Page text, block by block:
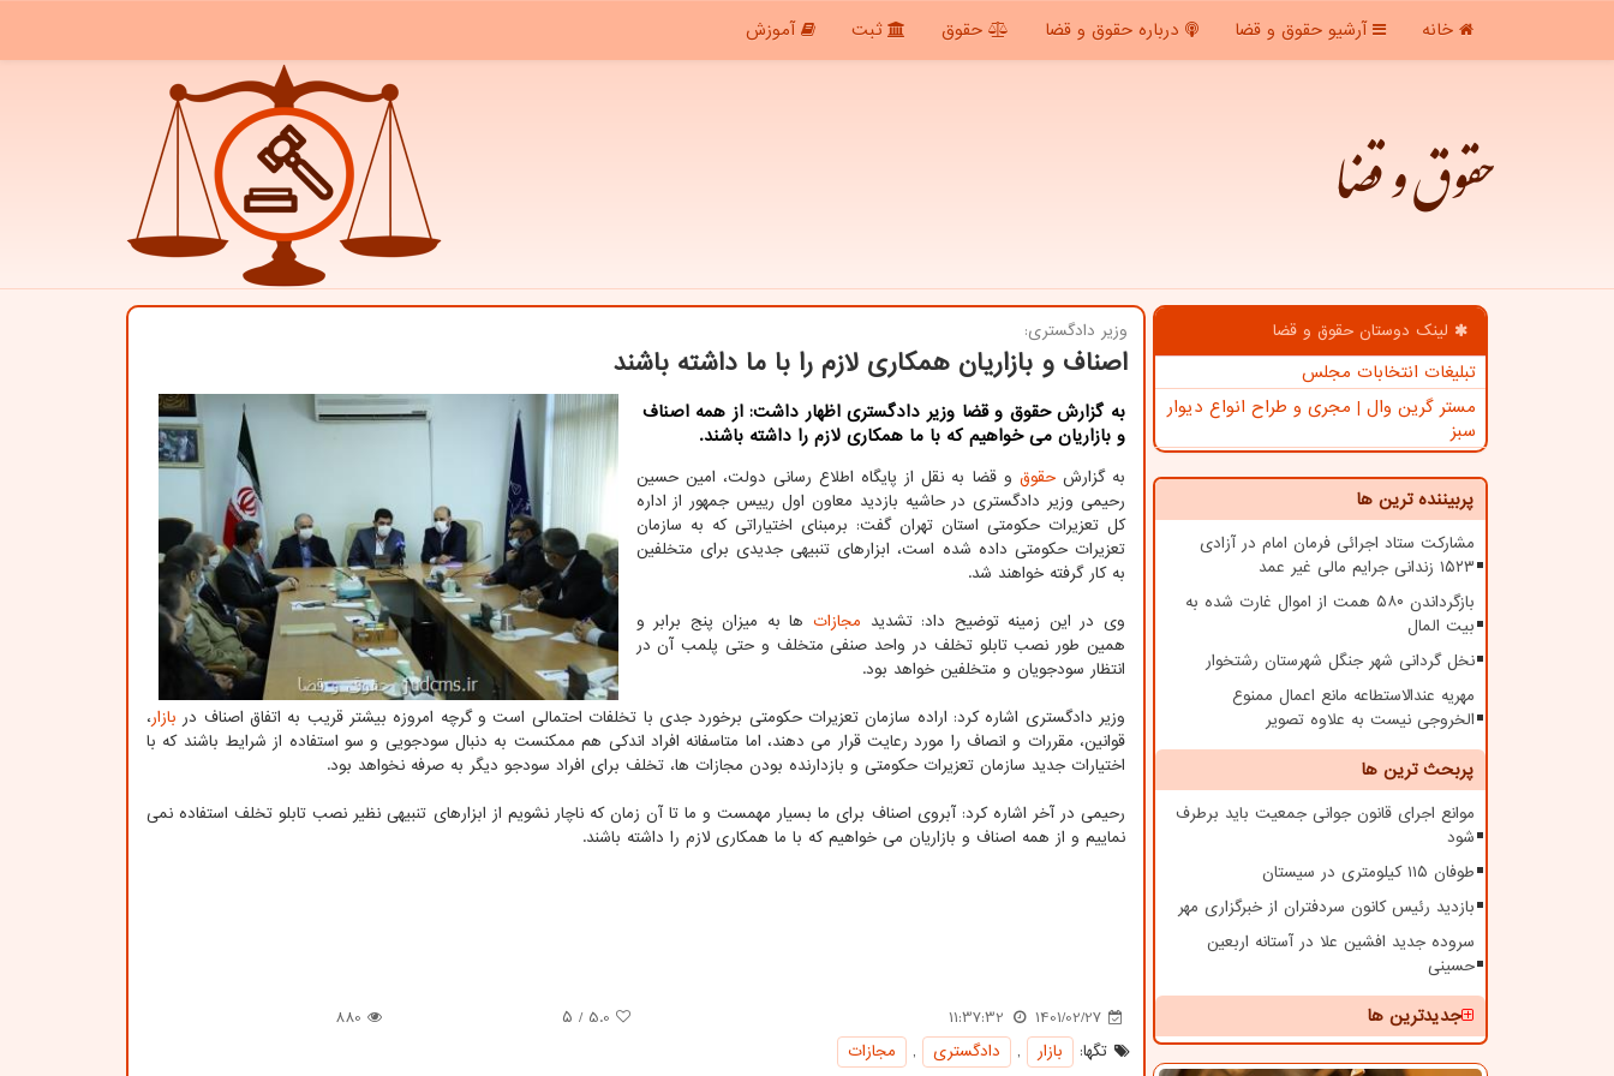
خانه آرشیو حقوق و قضا درباره حقوق و قضا حقوق ثبت آموزش
حقوق و قضا
لینک دوستان حقوق و قضا
تبلیغات انتخابات مجلس
مستر گرین وال | مجری و طراح انواع دیوار
سبز
پربیننده ترین ها
مشارکت ستاد اجرائی فرمان امام در آزادی
۱۵۲۳ زندانی جرایم مالی غیر عمد
بازگرداندن ۵۸۰ همت از اموال غارت شده به
بیت المال
نخل گردانی شهر جنگل شهرستان رشتخوار
مهریه عندالاستطاعه مانع اعمال ممنوع
الخروجی نیست به علاوه تصویر
پربحث ترین ها
موانع اجرای قانون جوانی جمعیت باید برطرف
شود
طوفان ۱۱۵ کیلومتری در سیستان
بازدید رئیس کانون سردفتران از خبرگزاری مهر
سروده جدید افشین علا در آستانه اربعین
حسینی
جدیدترین ها
وزیر دادگستری:
اصناف و بازاریان همکاری لازم را با ما داشته باشند
به گزارش حقوق و قضا وزیر دادگستری اظهار داشت: از همه اصناف
و بازاریان می خواهیم که با ما همکاری لازم را داشته باشند.
به گزارشحقوق و قضا به نقل از پایگاه اطلاع رسانی دولت، امین حسین
رحیمی وزیر دادگستری در حاشیه بازدید معاون اول رییس جمهور از اداره
کل تعزیرات حکومتی استان تهران گفت: برمبنای اختیاراتی که به سازمان
تعزیرات حکومتی داده شده است، ابزارهای تنبیهی جدیدی برای متخلفین
به کار گرفته خواهند شد.
وی در این زمینه توضیح داد: تشدید مجازات ها به میزان پنج برابر و
همین طور نصب تابلو تخلف در واحد صنفی متخلف و حتی پلمب آن در
انتظار سودجویان و متخلفین خواهد بود.
وزیر دادگستری اشاره کرد: اراده سازمان تعزیرات حکومتی برخورد جدی با تخلفات احتمالی است و گرچه امروزه بیشتر قریب به اتفاق اصناف در بازار،
قوانین، مقررات و انصاف را مورد رعایت قرار می دهند، اما متاسفانه افراد اندکی هم ممکنست به دنبال سودجویی و سو استفاده از شرایط باشند که با
اختیارات جدید سازمان تعزیرات حکومتی و بازدارنده بودن مجازات ها، تخلف برای افراد سودجو دیگر به صرفه نخواهد بود.
رحیمی در آخر اشاره کرد: آبروی اصناف برای ما بسیار مهمست و ما تا آن زمان که ناچار نشویم از ابزارهای تنبیهی نظیر نصب تابلو تخلف استفاده نمی
نماییم و از همه اصناف و بازاریان می خواهیم که با ما همکاری لازم را داشته باشند.
1401/02/27
11:37:32
5.0 / ۵
880
تگها:
بازار , دادگستری , مجازات